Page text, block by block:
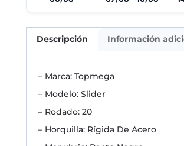
Descripción Información
– Marca: Topmega
– Modelo: Slider
– Rodado: 20
– Horquilla: Rígida De Acero